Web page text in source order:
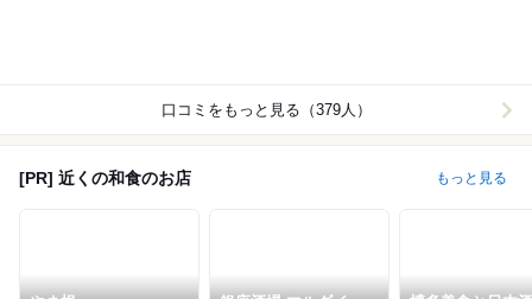
口コミをもっと見る（379人）
[PR] 近くの和食のお店 もっと見る